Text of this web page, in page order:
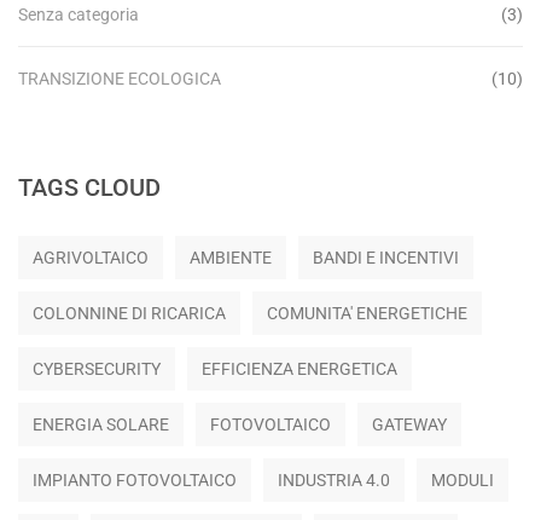
Senza categoria (3)
TRANSIZIONE ECOLOGICA (10)
TAGS CLOUD
AGRIVOLTAICO AMBIENTE BANDI E INCENTIVI
COLONNINE DI RICARICA COMUNITA' ENERGETICHE
CYBERSECURITY EFFICIENZA ENERGETICA
ENERGIA SOLARE FOTOVOLTAICO GATEWAY
IMPIANTO FOTOVOLTAICO INDUSTRIA 4.0 MODULI